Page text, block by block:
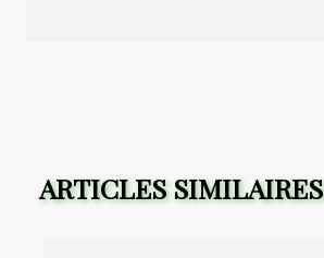
ARTICLES SIMILAIRES